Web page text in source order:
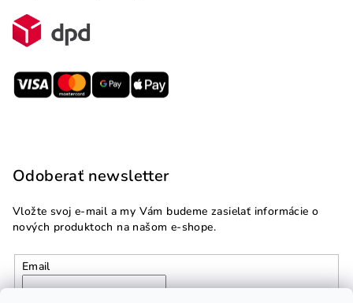
Odoberať newsletter
Vložte svoj e-mail a my Vám budeme zasielať informácie o
nových produktoch na našom e-shope.
Email